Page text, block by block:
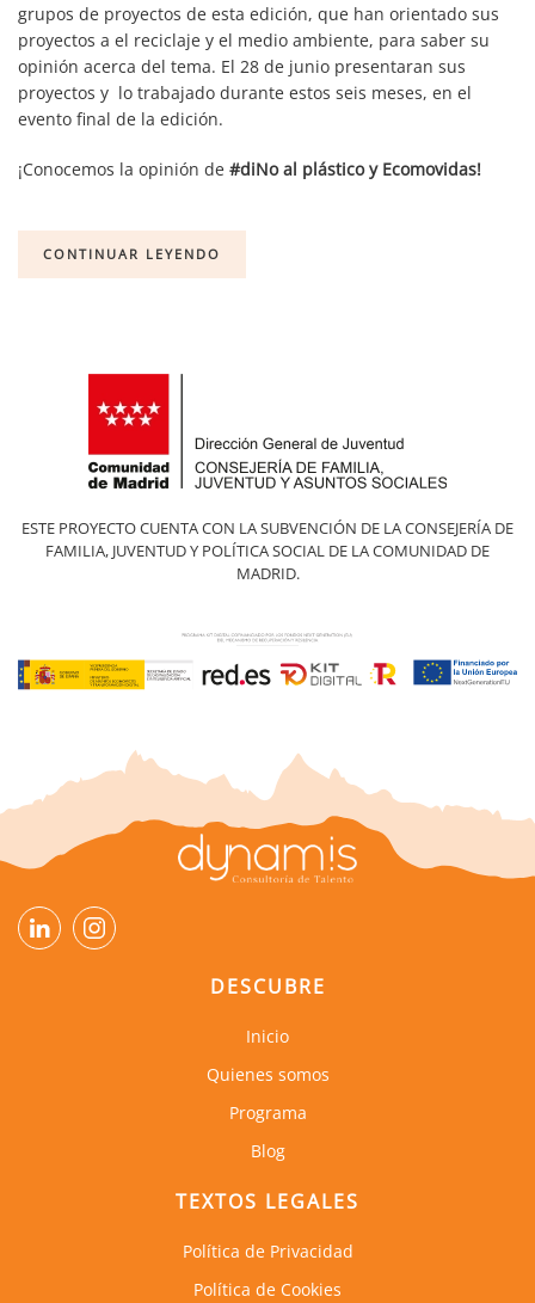
grupos de proyectos de esta edición, que han orientado sus
proyectos a el reciclaje y el medio ambiente, para saber su
opinión acerca del tema. El 28 de junio presentaran sus
proyectos y lo trabajado durante estos seis meses, en el
evento final de la edición.
¡Conocemos la opinión de #diNo al plástico y Ecomovidas!
CONTINUAR LEYENDO
ESTE PROYECTO CUENTA CON LA SUBVENCIÓN DE LA CONSEJERÍA DE
FAMILIA, JUVENTUD Y POLÍTICA SOCIAL DE LA COMUNIDAD DE
MADRID.
DESCUBRE
Inicio
Quienes somos
Programa
Blog
TEXTOS LEGALES
Política de Privacidad
Política de Cookies